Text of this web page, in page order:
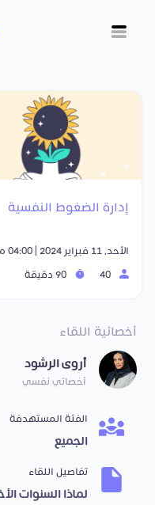
إدارة الضغوط النفسية
الأحد, 11 فبراير 2024 | 04:00 م - 05:30 م
أخصائية اللقاء
أروى الرشود
أخصائي نفسي
الفئة المستهدفة
الجميع
تفاصيل اللقاء
لماذا السنوات